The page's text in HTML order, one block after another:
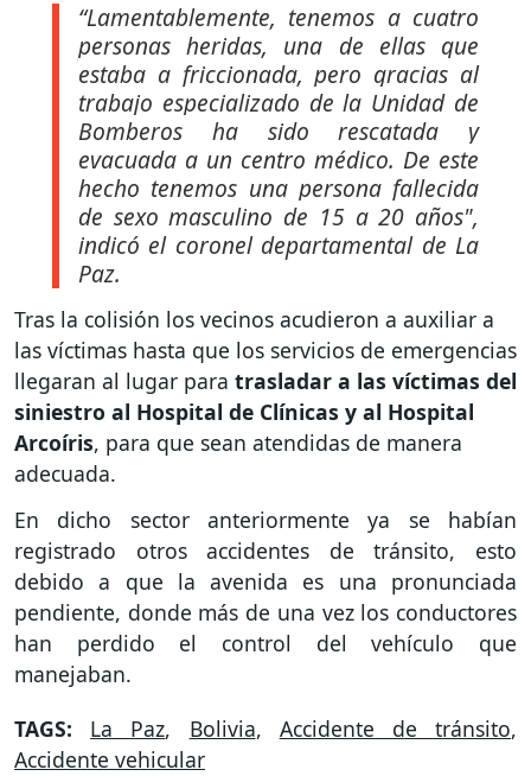
“Lamentablemente, tenemos a cuatro
personas heridas, una de ellas que
estaba a friccionada, pero gracias al
trabajo especializado de la Unidad de
Bomberos ha sido rescatada y
evacuada a un centro médico. De este
hecho tenemos una persona fallecida
de sexo masculino de 15 a 20 años",
indicó el coronel departamental de La
Paz.
Tras la colisión los vecinos acudieron a auxiliar a
las víctimas hasta que los servicios de emergencias
llegaran al lugar para trasladar a las víctimas del
siniestro al Hospital de Clínicas y al Hospital
Arcoíris, para que sean atendidas de manera
adecuada.
En dicho sector anteriormente ya se habían
registrado otros accidentes de tránsito, esto
debido a que la avenida es una pronunciada
pendiente, donde más de una vez los conductores
han perdido el control del vehículo que
manejaban.
TAGS: La Paz, Bolivia, Accidente de tránsito,
Accidente vehicular